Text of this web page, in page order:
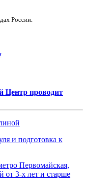
России.
Центр проводит
и подготовка к
Первомайская,
от 3-х лет и старше